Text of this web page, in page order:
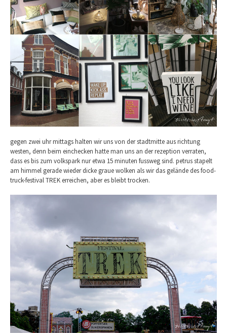
gegen zwei uhr mittags halten wir uns von der stadtmitte aus richtung
westen, denn beim einchecken hatte man uns an der rezeption verraten,
dass es bis zum volkspark nur etwa 15 minuten fussweg sind. petrus stapelt
am himmel gerade wieder dicke graue wolken als wir das gelände des food-
truck-festival TREK erreichen, aber es bleibt trocken.